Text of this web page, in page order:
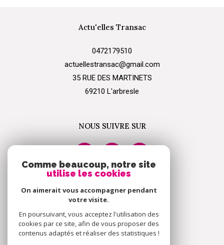
Actu'elles Transac
0472179510
actuellestransac@gmail.com
35 RUE DES MARTINETS
69210
l'arbresle
NOUS SUIVRE SUR
ADHÉRENTS
Comme beaucoup, notre site
utilise les cookies
On aimerait vous accompagner pendant
votre visite.
En poursuivant, vous acceptez l'utilisation des
cookies par ce site, afin de vous proposer des
contenus adaptés et réaliser des statistiques !